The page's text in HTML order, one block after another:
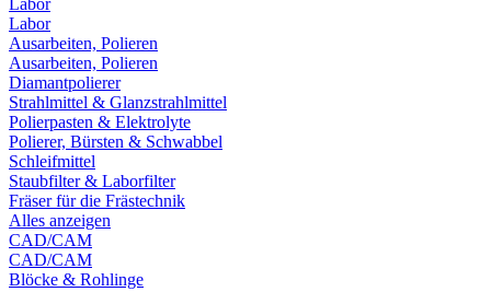
Labor
Labor
Ausarbeiten, Polieren
Ausarbeiten, Polieren
Diamantpolierer
Strahlmittel & Glanzstrahlmittel
Polierpasten & Elektrolyte
Polierer, Bürsten & Schwabbel
Schleifmittel
Staubfilter & Laborfilter
Fräser für die Frästechnik
Alles anzeigen
CAD/CAM
CAD/CAM
Blöcke & Rohlinge